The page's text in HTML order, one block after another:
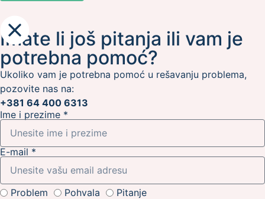
Imate li još pitanja ili vam je
potrebna pomoć?
Ukoliko vam je potrebna pomoć u rešavanju problema,
pozovite nas na:
+381 64 400 6313
Ime i prezime *
E-mail *
Problem Pohvala
Pitanje